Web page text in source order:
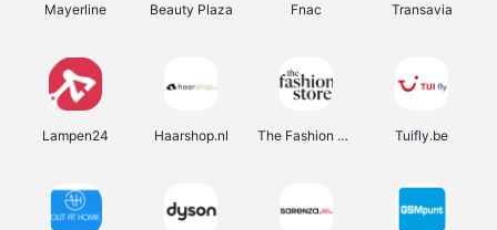
Mayerline Beauty Plaza Fnac Transavia
Lampen24 Haarshop.nl The Fashion Store Tuifly.be